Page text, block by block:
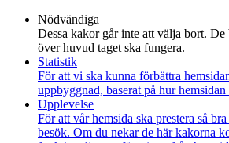
Nödvändiga
Dessa kakor går inte att välja bort. De
över huvud taget ska fungera.
Statistik
För att vi ska kunna förbättra
uppbyggnad, baserat på hur hemsidan
Upplevelse
För att vår hemsida ska prestera så
besök. Om du nekar de här kakorna